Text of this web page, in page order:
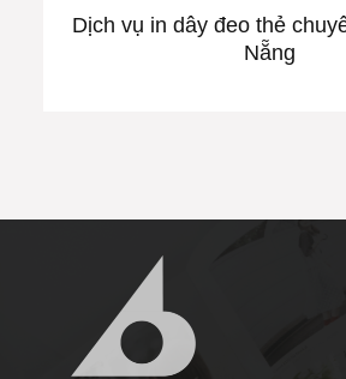
Dịch vụ in dây đeo thẻ
Nẵng